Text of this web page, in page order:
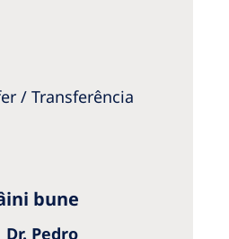
/ Transferência
bune
Dr. Pedro